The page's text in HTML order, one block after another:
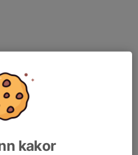
Timrå kl 13.
2026/result/division/81
kakor